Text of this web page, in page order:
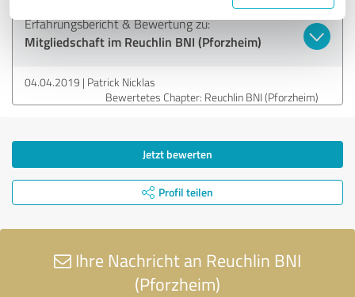
Erfahrungsbericht & Bewertung zu:
Mitgliedschaft im Reuchlin BNI (Pforzheim)
04.04.2019 Patrick Nicklas
Bewertetes Chapter: Reuchlin BNI (Pforzheim)
Jetzt bewerten
Profil teilen
Ihre Nachricht an Reuchlin BNI
(Pforzheim)